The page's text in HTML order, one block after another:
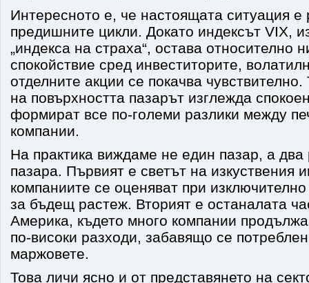
Интересното е, че настоящата ситуация е
предишните цикли. Докато индексът VIX,
„индекса на страха“, остава относително
спокойствие сред инвеститорите,
отделните акции се покачва
на повърхността пазарът изглежда
формират все по-големи разлики между
компании.
На практика виждаме не един пазар, а два
пазара. Първият е светът на изкуствения
компаниите се оценяват при
за бъдещ растеж. Вторият е останалата
Америка, където много компании
по-високи разходи, забавящо се
маржовете.
Това личи ясно и от представянето на